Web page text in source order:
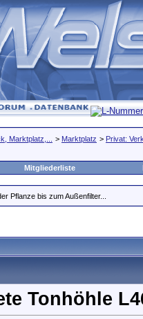
Marktplatz,... > Marktplatz > Privat:
Mitgliederliste
Pflanze bis zum Außenfilter...
Tonhöhle